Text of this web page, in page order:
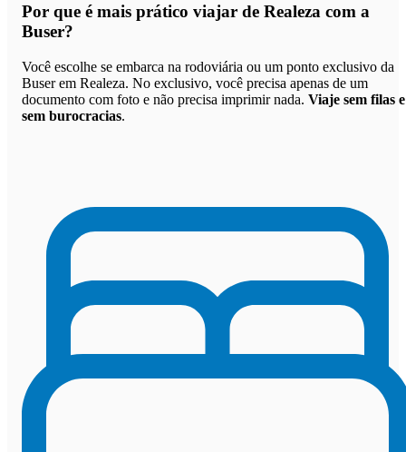
Por que é mais prático viajar de Realeza com a
Buser?
Você escolhe se embarca na rodoviária ou um ponto exclusivo da
Buser em Realeza. No exclusivo, você precisa apenas de um
documento com foto e não precisa imprimir nada. Viaje sem filas e
sem burocracias.